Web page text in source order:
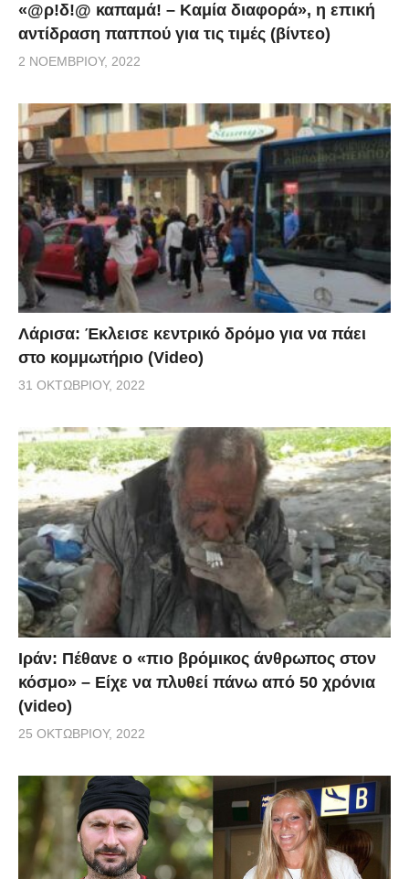
«@ρ!δ!@ καπαμά! – Καμία διαφορά», η επική
αντίδραση παππού για τις τιμές (βίντεο)
2 ΝΟΕΜΒΡΊΟΥ, 2022
Λάρισα: Έκλεισε κεντρικό δρόμο για να πάει
στο κομμωτήριο (Video)
31 ΟΚΤΩΒΡΊΟΥ, 2022
Ιράν: Πέθανε ο «πιο βρόμικος άνθρωπος στον
κόσμο» – Είχε να πλυθεί πάνω από 50 χρόνια
(video)
25 ΟΚΤΩΒΡΊΟΥ, 2022